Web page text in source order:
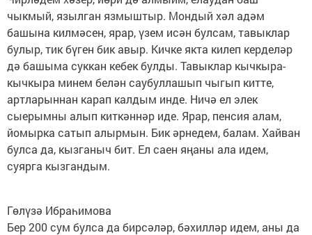
чыкмый, язылган язмыштыр. Мондый хәл адәм
башына килмәсен, ярар, үзем исән булсам, тавыклар
булыр, тик бүген бик авыр. Кичке якта килеп керделәр
дә башыма суккан кебек булды. Тавыклар кычкыра-
кычкыра минем белән саубуллашып чыгып китте,
артларыннан карап калдым инде. Ничә ел элек
сыерымны алып киткәннәр иде. Ярар, пенсия алам,
йомырка сатып алырмын. Бик әрнедем, балам. Хайван
булса да, кызганыч бит. Ел саен яңаны ала идем,
суярга кызгандым.
Гөлүзә Ибраһимова
Бер 200 сум булса да бирсәләр, бәхилләр идем, аны да